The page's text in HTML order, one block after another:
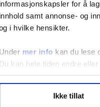
informasjonskapsler for å
innhold samt annonse- og
i hvilke hensikter.
Under mer info kan du lese
Du kan hele tiden endre
LO Medias publikasjoner
hvordan våre nettsider blir
Ikke tillat
Mange
Med den nye avtalen vil
avtalen er det også
i tillegg til
med LO markerer